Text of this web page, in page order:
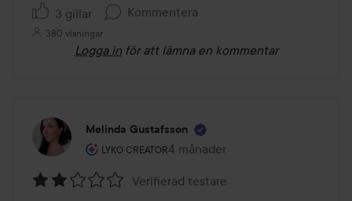
5
3 gillar Kommentera
380 visningar
Logga in för att lämna en kommentar
Melinda Gustafsson
LYKO CREATOR
Användarens roll: Lyko Creator.
4 månader
Inlägget skapades 4 månader
Verifierad testare